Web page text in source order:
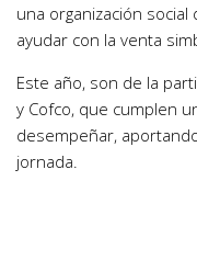
una organización
ayudar con la venta
Este año, son de la
y Cofco, que cumplen
desempeñar,
jornada.